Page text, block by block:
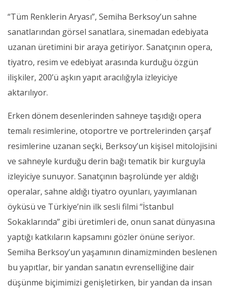
“Tüm Renklerin Aryası”, Semiha Berksoy’un sahne
sanatlarından görsel sanatlara, sinemadan edebiyata
uzanan üretimini bir araya getiriyor. Sanatçının opera,
tiyatro, resim ve edebiyat arasında kurduğu özgün
ilişkiler, 200’ü aşkın yapıt aracılığıyla izleyiciye
aktarılıyor.
Erken dönem desenlerinden sahneye taşıdığı opera
temalı resimlerine, otoportre ve portrelerinden çarşaf
resimlerine uzanan seçki, Berksoy’un kişisel mitolojisini
ve sahneyle kurduğu derin bağı tematik bir kurguyla
izleyiciye sunuyor. Sanatçının başrolünde yer aldığı
operalar, sahne aldığı tiyatro oyunları, yayımlanan
öyküsü ve Türkiye’nin ilk sesli filmi “İstanbul
Sokaklarında” gibi üretimleri de, onun sanat dünyasına
yaptığı katkıların kapsamını gözler önüne seriyor.
Semiha Berksoy’un yaşamının dinamizminden beslenen
bu yapıtlar, bir yandan sanatın evrenselliğine dair
düşünme biçimimizi genişletirken, bir yandan da insan